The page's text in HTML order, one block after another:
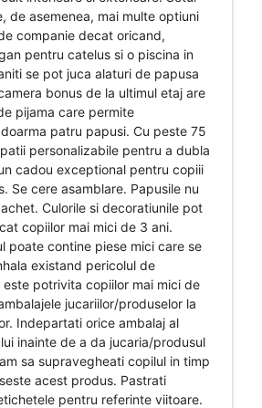
de asemenea, mai multe optiuni
companie decat oricand,
pentru catelus si o piscina in
se pot juca alaturi de papusa
bonus de la ultimul etaj are
pijama care permite
patru papusi. Cu peste 75
personalizabile pentru a dubla
cadou exceptional pentru copiii
Se cere asamblare. Papusile nu
Culorile si decoratiunile pot
copiilor mai mici de 3 ani.
poate contine piese mici care se
existand pericolul de
este potrivita copiilor mai mici de
jucariilor/produselor la
Indepartati orice ambalaj al
inainte de a da jucaria/produsul
sa supravegheati copilul in timp
acest produs. Pastrati
pentru referinte viitoare.